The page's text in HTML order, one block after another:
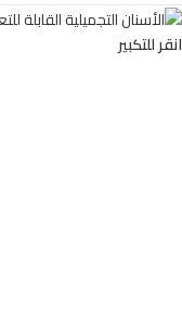
انقر للتكبير